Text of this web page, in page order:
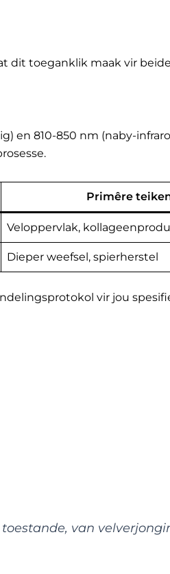
dit toeganklik maak vir
en 810-850 nm (naby-
Primêre
Veloppervlak,
Dieper weefsel, spierherstel
vir jou
van